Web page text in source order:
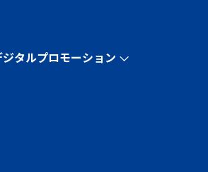
タルプロモーション arrow_forward_ios